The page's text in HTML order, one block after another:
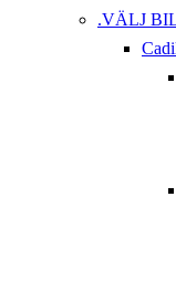
.VÄLJ